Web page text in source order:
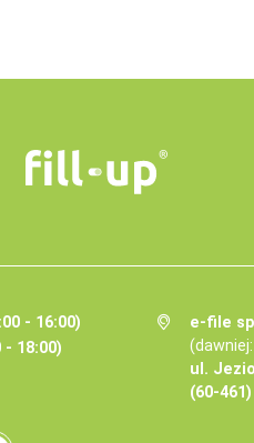
- 16:00)
- 18:00)
e-file
ul.
(60-